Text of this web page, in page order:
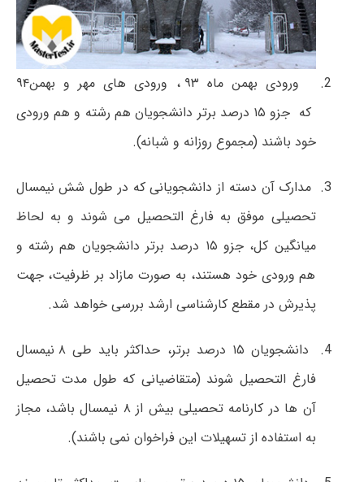
ورودی بهمن ماه ۹۳ ، ورودی های مهر و بهمن۹۴
که جزو ۱۵ درصد برتر دانشجویان هم رشته و هم ورودی
خود باشند (مجموع روزانه و شبانه).
مدارک آن دسته از دانشجویانی که در طول شش نیمسال
تحصیلی موفق به فارغ التحصیل می شوند و به لحاظ
میانگین کل، جزو ۱۵ درصد برتر دانشجویان هم رشته و
هم ورودی خود هستند، به صورت مازاد بر ظرفیت، جهت
پذیرش در مقطع کارشناسی ارشد بررسی خواهد شد.
دانشجویان ۱۵ درصد برتر، حداکثر باید طی ۸ نیمسال
فارغ التحصیل شوند (متقاضیانی که طول مدت تحصیل
آن ها در کارنامه تحصیلی بیش از ۸ نیمسال باشد، مجاز
به استفاده از تسهیلات این فراخوان نمی باشند).